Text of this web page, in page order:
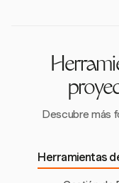
Descubre más
Herramientas